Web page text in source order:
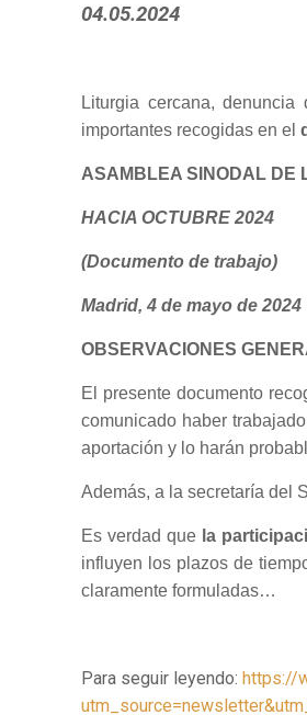
04.05.2024
Liturgia cercana,
importantes recogidas en el
ASAMBLEA SINODAL DE
HACIA OCTUBRE 2024
(Documento de trabajo)
Madrid, 4 de mayo de 2024
OBSERVACIONES
El presente documento
comunicado haber
aportación y lo harán
Además, a la secretaría del
Es verdad que la
influyen los plazos de
claramente formuladas…
Para seguir leyendo:https://